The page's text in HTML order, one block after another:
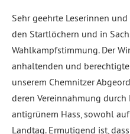
Sehr geehrte Leserinnen
den Startlöchern und in
Wahlkampfstimmung. Der
anhaltenden und
unserem Chemnitzer
deren Vereinnahmung
antigrünem Hass, sowohl
Landtag. Ermutigend ist,